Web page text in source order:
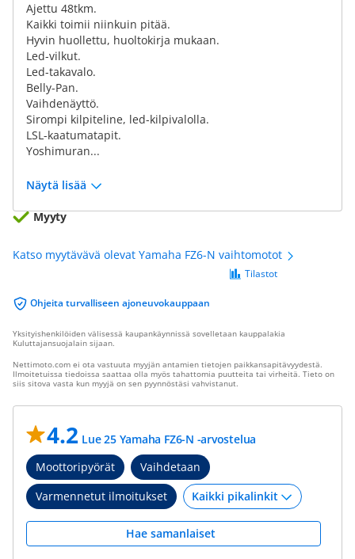
Ajettu 48tkm.
Kaikki toimii niinkuin pitää.
Hyvin huollettu, huoltokirja mukaan.
Led-vilkut.
Led-takavalo.
Belly-Pan.
Vaihdenäyttö.
Sirompi kilpiteline, led-kilpivalolla.
LSL-kaatumatapit.
Yoshimuran...
Näytä lisää
Myyty
Katso myytävävä olevat Yamaha FZ6-N vaihtomotot
Ohjeita turvalliseen ajoneuvokauppaan
Tilastot
Yksityishenkilöiden välisessä kaupankäynnissä sovelletaan kauppalakia
Kuluttajansuojalain sijaan.
Nettimoto.com ei ota vastuuta myyjän antamien tietojen paikkansapitävyydestä.
Ilmoitetuissa tiedoissa saattaa olla myös tahattomia puutteita tai virheitä. Tieto on
siis sitova vasta kun myyjä on sen pyynnöstäsi vahvistanut.
4.2 Lue 25 Yamaha FZ6-N -arvostelua
Moottoripyörät
Vaihdetaan
Varmennetut ilmoitukset
Hae samanlaiset